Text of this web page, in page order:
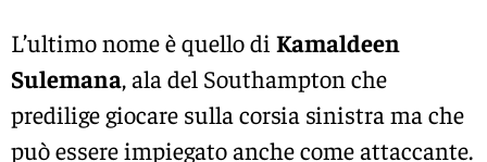
L’ultimo nome è quello di Kamaldeen
Sulemana, ala del Southampton che
predilige giocare sulla corsia sinistra ma che
può essere impiegato anche come attaccante.